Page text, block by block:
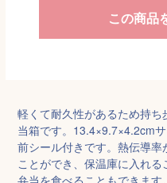
この商品
軽くて耐久性があるため持
当箱です。13.4×9.7×4.2cm
前シール付きです。熱伝導
ことができ、保温庫に入れ
弁当を食べることもできま